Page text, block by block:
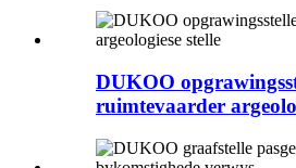
DUKOO
ruimtevaarder